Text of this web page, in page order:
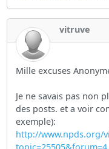
vitruve
Mille excuses
Je ne savais pas non
des posts. et a voir
exemple):
http://www.npds.org/